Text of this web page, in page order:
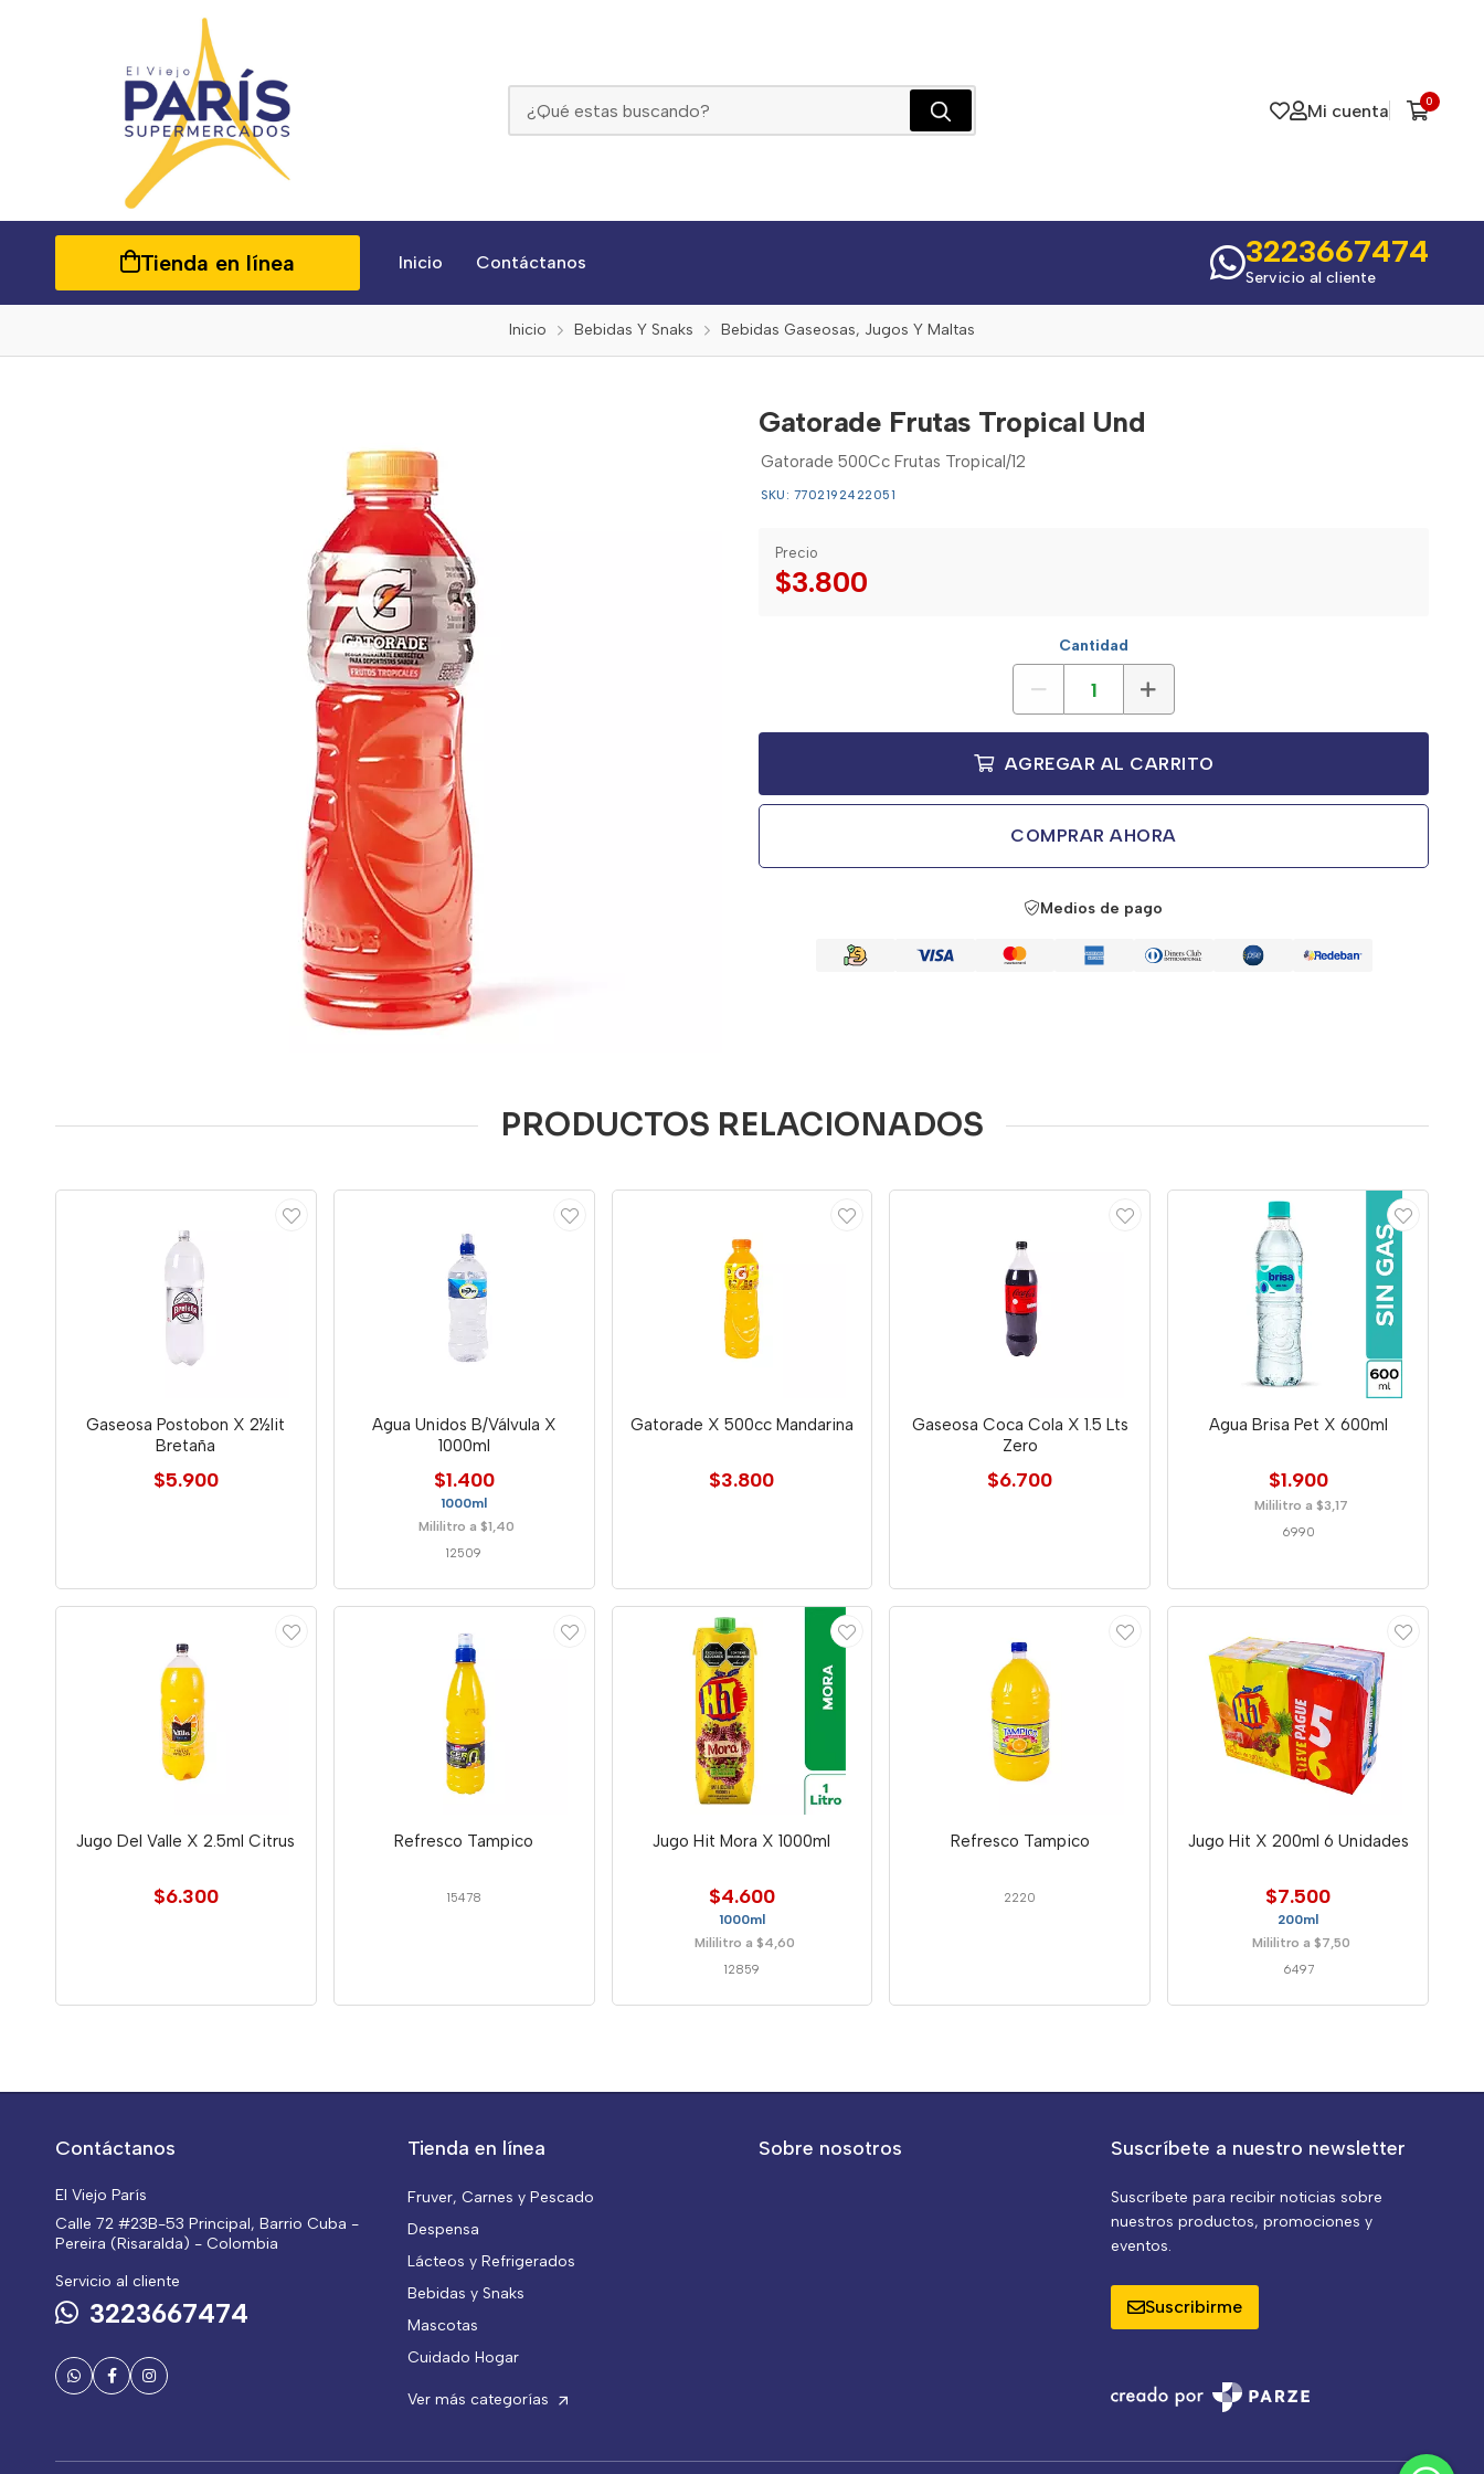
Mi cuenta 0
Tienda en línea Inicio Contáctanos 3223667474
Servicio al cliente
Inicio Bebidas Y Snaks Bebidas Gaseosas, Jugos Y Maltas
Gatorade Frutas Tropical Und
Gatorade 500Cc Frutas Tropical/12
SKU: 7702192422051
Precio
$3.800
Cantidad
AGREGAR AL CARRITO
COMPRAR AHORA
Medios de pago
PRODUCTOS RELACIONADOS
Gaseosa Postobon X 2½lit
Bretaña
$5.900
Agua Unidos B/Válvula X
1000ml
$1.400
1000ml
Mililitro a $1,40
12509
Gatorade X 500cc Mandarina
$3.800
Gaseosa Coca Cola X 1.5 Lts
Zero
$6.700
Agua Brisa Pet X 600ml
$1.900
Mililitro a $3,17
6990
Jugo Del Valle X 2.5ml Citrus
$6.300
Refresco Tampico
15478
Jugo Hit Mora X 1000ml
$4.600
1000ml
Mililitro a $4,60
12859
Refresco Tampico
2220
Jugo Hit X 200ml 6 Unidades
$7.500
200ml
Mililitro a $7,50
6497
Contáctanos
El Viejo París
Calle 72 #23B-53 Principal, Barrio Cuba -
Pereira (Risaralda) - Colombia
Servicio al cliente
3223667474
Tienda en línea
Fruver, Carnes y Pescado
Despensa
Lácteos y Refrigerados
Bebidas y Snaks
Mascotas
Cuidado Hogar
Ver más categorías
Sobre nosotros Suscríbete a nuestro newsletter
Suscríbete para recibir noticias sobre
nuestros productos, promociones y
eventos.
Suscribirme